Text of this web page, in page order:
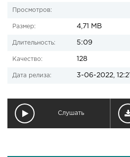
Просмотров:
Размер: 4,71 MB
Длительность: 5:09
Качество: 128
Дата релиза: 3-06-2022, 12:21
Слушать